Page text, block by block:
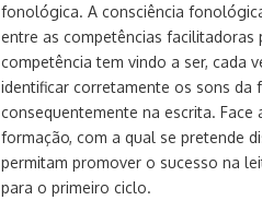
fonológica. A consciência
entre as competências
competência tem vindo a ser, cada
identificar corretamente os sons da
consequentemente na escrita.
formação, com a qual se pretende
permitam promover o sucesso na
para o primeiro ciclo.